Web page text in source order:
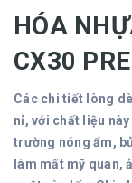
HÓA
CX30
Các chi tiết lòng
nỉ, với chất liệu
trường nóng ẩm,
làm mất mỹ quan,